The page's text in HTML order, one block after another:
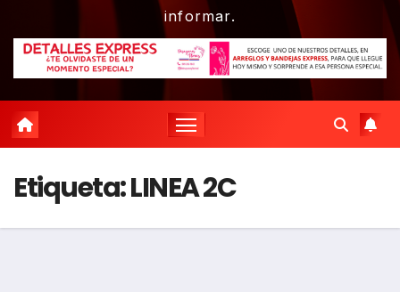
informar.
Etiqueta:LINEA 2C